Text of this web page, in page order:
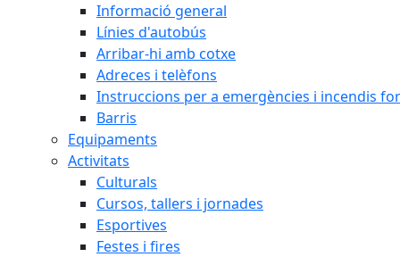
Informació general
Línies d'autobús
Arribar-hi amb cotxe
Adreces i telèfons
Instruccions per a emergències i incendis
Barris
Equipaments
Activitats
Culturals
Cursos, tallers i jornades
Esportives
Festes i fires